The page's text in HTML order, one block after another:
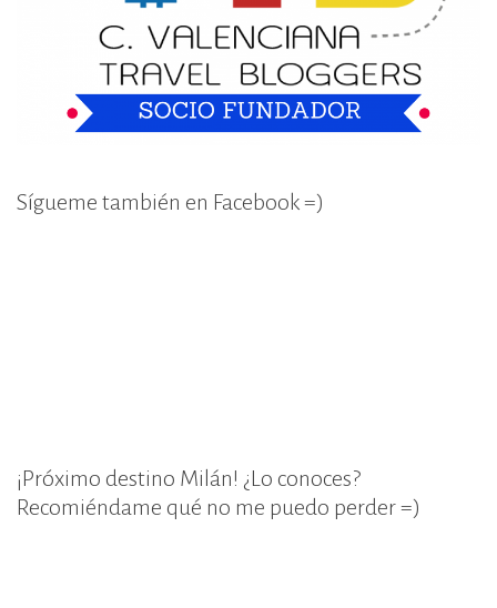
Sígueme también en Facebook =)
¡Próximo destino Milán! ¿Lo conoces?
Recomiéndame qué no me puedo perder =)